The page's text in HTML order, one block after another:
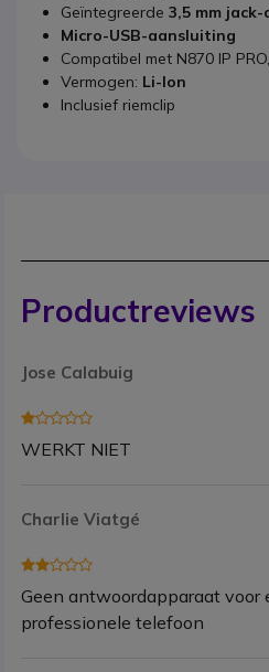
Geïntegreerde 3,5 mm
Micro-USB-aansluiting
Compatibel met N870 IP
Vermogen: Li-Ion
Inclusief riemclip
Productreviews
Jose Calabuig
WERKT NIET
Charlie Viatgé
Geen antwoordapparaat voor
professionele telefoon